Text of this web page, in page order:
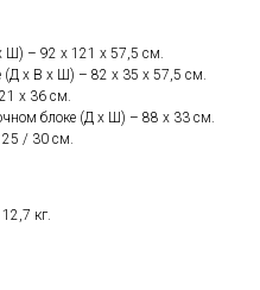
Ш) – 92 х 121 х 57,5 см.
х В х Ш) – 82 х 35 х 57,5 см.
х 36 см.
блоке (Д х Ш) – 88 х 33 см.
25 / 30 см.
кг.